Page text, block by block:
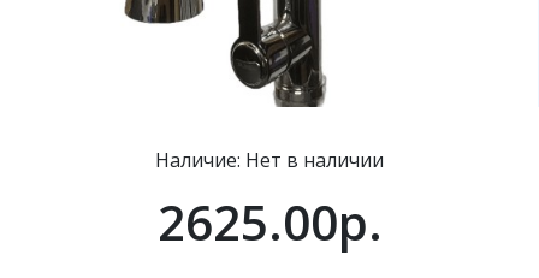
Наличие: Нет в наличии
2625.00р.